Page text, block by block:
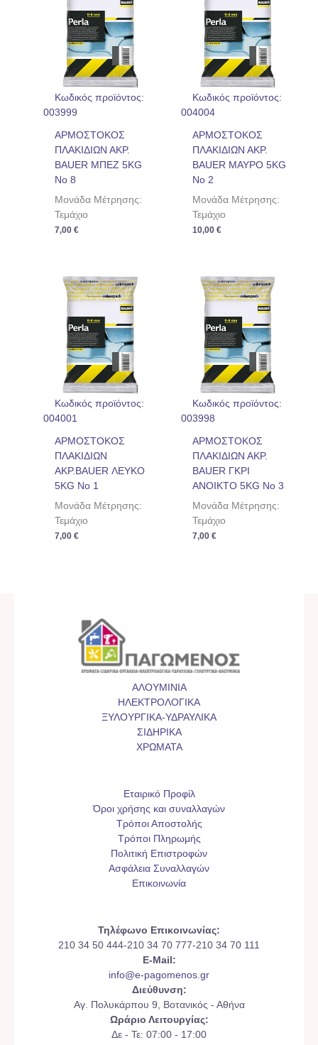
Κωδικός προϊόντος:
003999
ΑΡΜΟΣΤΟΚΟΣ
ΠΛΑΚΙΔΙΩΝ ΑΚΡ.
BAUER ΜΠΕΖ 5KG
No 8
Μονάδα Μέτρησης:
Τεμάχιο
7,00€
Κωδικός προϊόντος:
004004
ΑΡΜΟΣΤΟΚΟΣ
ΠΛΑΚΙΔΙΩΝ ΑΚΡ.
BAUER ΜΑΥΡΟ 5KG
No 2
Μονάδα Μέτρησης:
Τεμάχιο
10,00 €
Κωδικός προϊόντος:
004001
ΑΡΜΟΣΤΟΚΟΣ
ΠΛΑΚΙΔΙΩΝ
ΑΚΡ.BAUER ΛΕΥΚΟ
5KG No 1
Μονάδα Μέτρησης:
Τεμάχιο
7,00€
Κωδικός προϊόντος:
003998
ΑΡΜΟΣΤΟΚΟΣ
ΠΛΑΚΙΔΙΩΝ ΑΚΡ.
BAUER ΓΚΡΙ
ΑΝΟΙΚΤΟ 5KG Νο 3
Μονάδα Μέτρησης:
Τεμάχιο
7,00 €
ΑΛΟΥΜΙΝΙΑ
ΗΛΕΚΤΡΟΛΟΓΙΚΑ
ΞΥΛΟΥΡΓΙΚΑ-ΥΔΡΑΥΛΙΚΑ
ΣΙΔΗΡΙΚΑ
ΧΡΩΜΑΤΑ
Εταιρικό Προφίλ
Όροι χρήσης και συναλλαγών
Τρόποι Αποστολής
Τρόποι Πληρωμής
Πολιτική Επιστροφών
Ασφάλεια Συναλλαγών
Επικοινωνία
Τηλέφωνο Επικοινωνίας:
210 34 50 444-210 34 70 777-210 34 70 111
E-Mail:
info@e-pagomenos.gr
Διεύθυνση:
Αγ. Πολυκάρπου 9, Βοτανικός - Αθήνα
Ωράριο Λειτουργίας:
Δε - Τε: 07:00 - 17:00